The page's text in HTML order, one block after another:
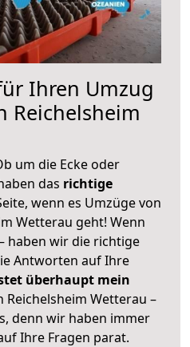
Ihren Umzug
Reichelsheim
um die Ecke oder
das richtige
wenn es Umzüge von
Wetterau geht! Wenn
haben wir die richtige
Antworten auf Ihre
überhaupt mein
Reichelsheim Wetterau –
denn wir haben immer
Ihre Fragen parat.